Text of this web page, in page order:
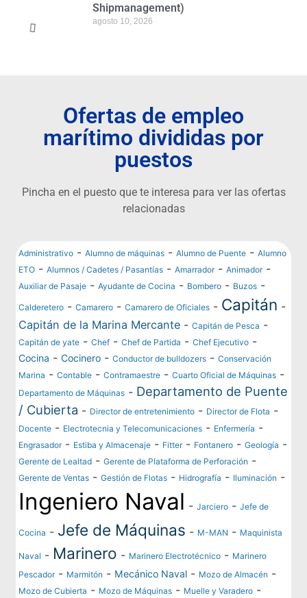
Shipmanagement)
agosto 10, 2026
Ofertas de empleo
marítimo divididas por
puestos
Pincha en el puesto que te interesa para ver las ofertas
relacionadas
Administrativo -Alumno de máquinas -Alumno de Puente -Alumno
ETO -Alumnos / Cadetes / Pasantías -Amarrador-Animador-
Auxiliar de Pasaje -Ayudante de Cocina - Bombero - Buzos -
Calderetero -Camarero -Camarero de Oficiales - Capitán -
Capitán de la Marina Mercante -Capitán de Pesca -
Capitán de yate -Chef -Chef de Partida -Chef Ejecutivo -
Cocina -Cocinero -Conductor de bulldozers -Conservación
Marina -Contable -Contramaestre -Cuarto Oficial de Máquinas -
Departamento de Máquinas - Departamento de Puente
/ Cubierta - Director de entretenimiento - Director de Flota -
Docente - Electrotecnia y Telecomunicaciones - Enfermería -
Engrasador- Estiba y Almacenaje - Fitter- Fontanero -Geología -
Gerente de Lealtad -Gerente de Plataforma de Perforación -
Gerente de Ventas -Gestión de Flotas - Hidrografía - Iluminación -
Ingeniero Naval -Jarciero -Jefe de
Cocina - Jefe de Máquinas - M-MAN - Maquinista
Naval - Marinero - Marinero Electrotécnico - Marinero
Pescador- Marmitón - Mecánico Naval - Mozo de Almacén -
Mozo de Cubierta - Mozo de Máquinas - Muelle y Varadero -